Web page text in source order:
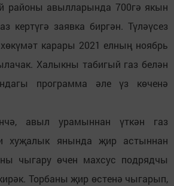
районы авылларында 700гә якын
кертүгә заявка биргән. Түләүсез
карары 2021 елның ноябрь
Халыкны табигый газ белән
программа әле үз көченә
авыл урамыннан үткән газ
хуҗалык янында җир астыннан
чыгару өчен махсус подрядчы
Торбаны җир өстенә чыгарып,